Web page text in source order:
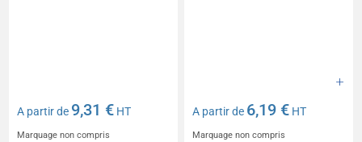
A partir de 9,31 € HT
Marquage non compris
A partir de 6,19 € HT
Marquage non compris